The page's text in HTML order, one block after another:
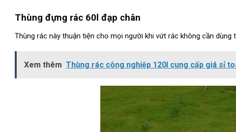
Thùng đựng rác 60l đạp chân
Thùng rác này thuận tiện cho mọi người khi vứt rác không cần
Xem thêm Thùng rác công nghiệp 120l cung cấp giá sỉ